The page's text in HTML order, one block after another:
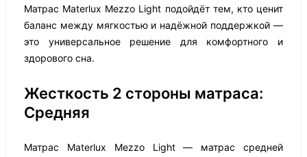
Матрас Materlux Mezzo Light подойдёт тем, кто ценит
баланс между мягкостью и надёжной поддержкой —
это универсальное решение для комфортного и
здорового сна.
Жесткость 2 стороны матраса:
Средняя
Матрас Materlux Mezzo Light — матрас средней